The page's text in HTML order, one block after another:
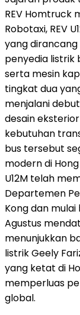
REV Homtruck
Robotaxi, REV
yang dirancang
penyedia listrik
serta mesin
tingkat dua
menjalani
desain
kebutuhan
bus tersebut
modern di
U12M telah
Departemen
Kong dan
Agustus
menunjukkan
listrik Geely
yang ketat di
memperluas
global.